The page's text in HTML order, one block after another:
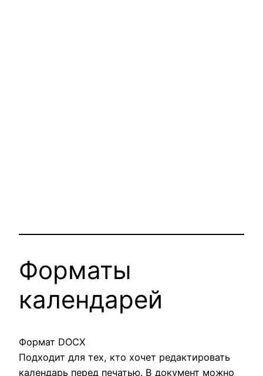
Форматы
календарей
Формат DOCX
Подходит для тех, кто хочет редактировать
календарь перед печатью. В документ можно